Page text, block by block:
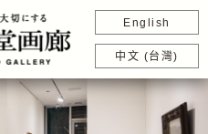
English
中文 (台灣)